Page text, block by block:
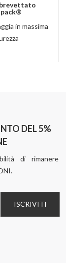
in massima
DEL 5%
di rimanere
ISCRIVITI